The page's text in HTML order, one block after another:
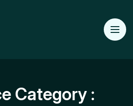
Category :